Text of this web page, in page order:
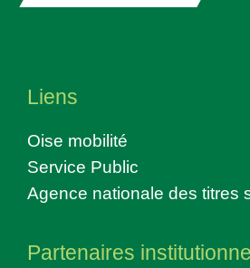
Liens
Oise mobilité
Service Public
Agence nationale des titres
Partenaires